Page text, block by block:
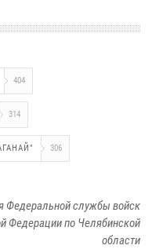
404
314
306
Федеральной службы войск
Федерации по Челябинской
области